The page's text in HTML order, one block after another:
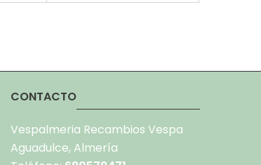
CONTACTO
Vespalmeria Recambios Vespa
Aguadulce, Almería